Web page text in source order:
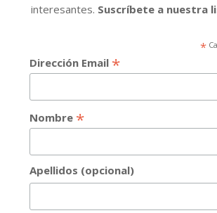
interesantes. Suscríbete a nuestra
*
Dirección Email *
Nombre *
Apellidos (opcional)